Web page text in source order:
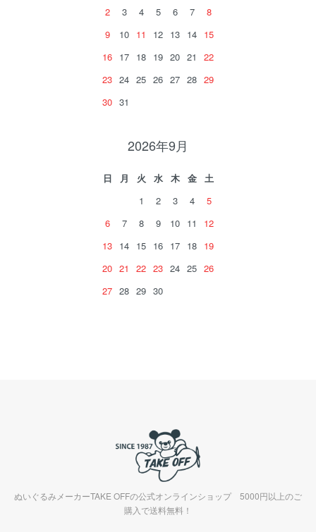
2
3 4 5 6 7
8
9
10 11 12 13 14 15
16 17 18 19 20 21
22
23 24 25 26 27 28 29
30 31
2026年9月
日 月 火 水 木 金
土
1
2 3 4
5
6
7 8 9 10 11
12
13 14 15 16 17 18 19
20 21 22 23 24 25 26
27 28 29 30
ぬいぐるみメーカーTAKE OFFの公式オンラインショップ 5000円以上のご
購入で送料無料！